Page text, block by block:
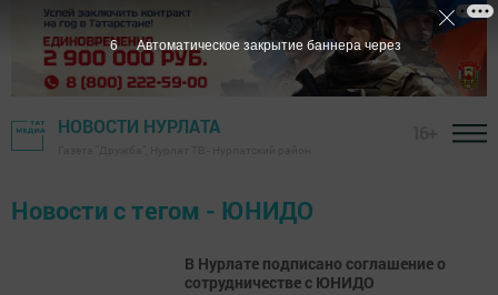
НОВОСТИ НУРЛАТА
Новости с тегом - ЮНИДО
В Нурлате подписано соглашение о
сотрудничестве с ЮНИДО
6 Автоматическое закрытие баннера через